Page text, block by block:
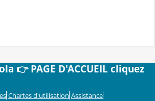
👉 PAGE D'ACCUEIL cliquez
Chartes d'utilisation Assistance